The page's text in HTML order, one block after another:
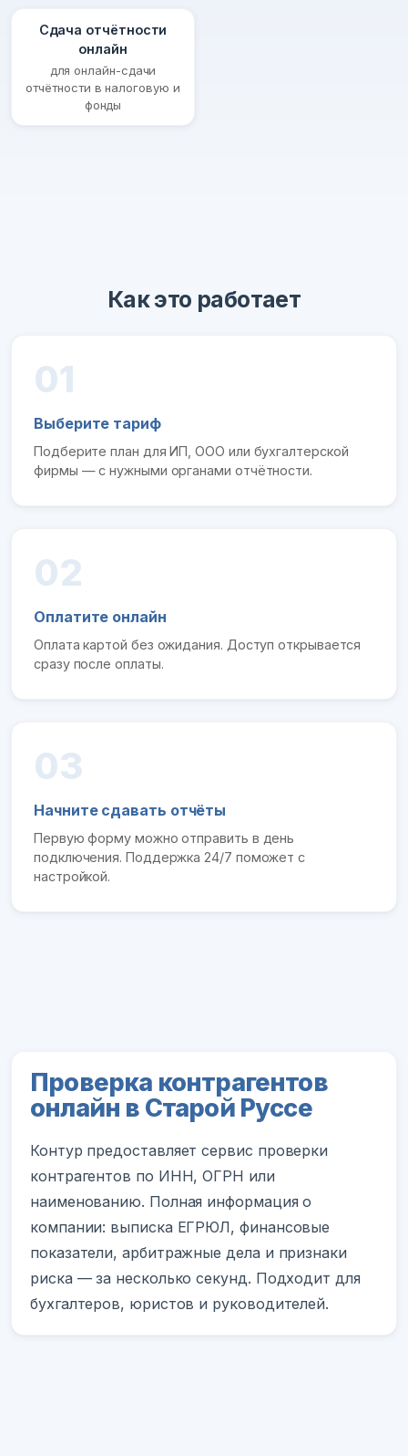
Сдача отчётности
онлайн
для онлайн-сдачи
отчётности в налоговую и
фонды
Как это работает
01
Выберите тариф
Подберите план для ИП, ООО или бухгалтерской
фирмы — с нужными органами отчётности.
02
Оплатите онлайн
Оплата картой без ожидания. Доступ открывается
сразу после оплаты.
03
Начните сдавать отчёты
Первую форму можно отправить в день
подключения. Поддержка 24/7 поможет с
настройкой.
Проверка контрагентов
онлайн в Старой Руссе
Контур предоставляет сервис проверки
контрагентов по ИНН, ОГРН или
наименованию. Полная информация о
компании: выписка ЕГРЮЛ, финансовые
показатели, арбитражные дела и признаки
риска — за несколько секунд. Подходит для
бухгалтеров, юристов и руководителей.